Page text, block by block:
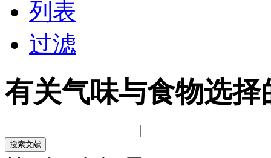
列表
过滤
有关气味与食物选择